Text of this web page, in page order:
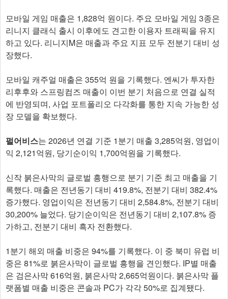
모바일 게임 매출은 1,828억 원이다. 주요 모바일 게임 3종은
리니지 클래식 출시 이후에도 견고한 이용자 트래픽을 유지
하고 있다. 리니지M은 매출과 주요 지표 모두 전분기 대비 성
장했다.
모바일 캐주얼 매출은 355억 원을 기록했다. 엔씨가 투자한
리후후와 스프링컴즈 매출이 이번 분기 처음으로 연결 실적
에 반영되며, 사업 포트폴리오 다각화를 통한 지속 가능한 성
장 모델을 확보했다.
펄어비스는 2026년 연결 기준 1분기 매출 3,285억원, 영업이
익 2,121억원, 당기순이익 1,700억원을 기록했다.
신작 붉은사막의 글로벌 흥행으로 분기 기준 최고 매출을 기
록했다. 매출은 전년동기 대비 419.8%, 전분기 대비 382.4%
증가했다. 영업이익은 전년동기 대비 2,584.8%, 전분기 대비
30,200% 늘었다. 당기순이익은 전년동기 대비 2,107.8% 증
가하고, 전분기 대비 흑자 전환했다.
1분기 해외 매출 비중은 94%를 기록했다. 이 중 북미 유럽 비
중은 81%로 붉은사막이 글로벌 흥행을 견인했다. IP별 매출
은 검은사막 616억원, 붉은사막 2,665억원이다. 붉은사막 플
랫폼별 매출 비중은 콘솔과 PC가 각각 50%로 집계됐다.